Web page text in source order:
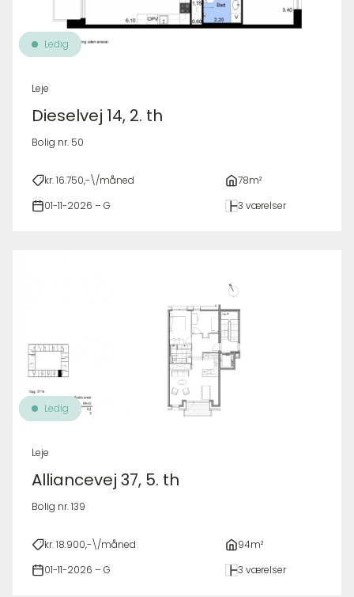
Ledig
Leje
Dieselvej 14, 2. th
Bolig nr. 50
kr. 16.750,-\/måned 78m²
01-11-2026 – G 3 værelser
Ledig
Leje
Alliancevej 37, 5. th
Bolig nr. 139
kr. 18.900,-\/måned 94m²
01-11-2026 – G 3 værelser